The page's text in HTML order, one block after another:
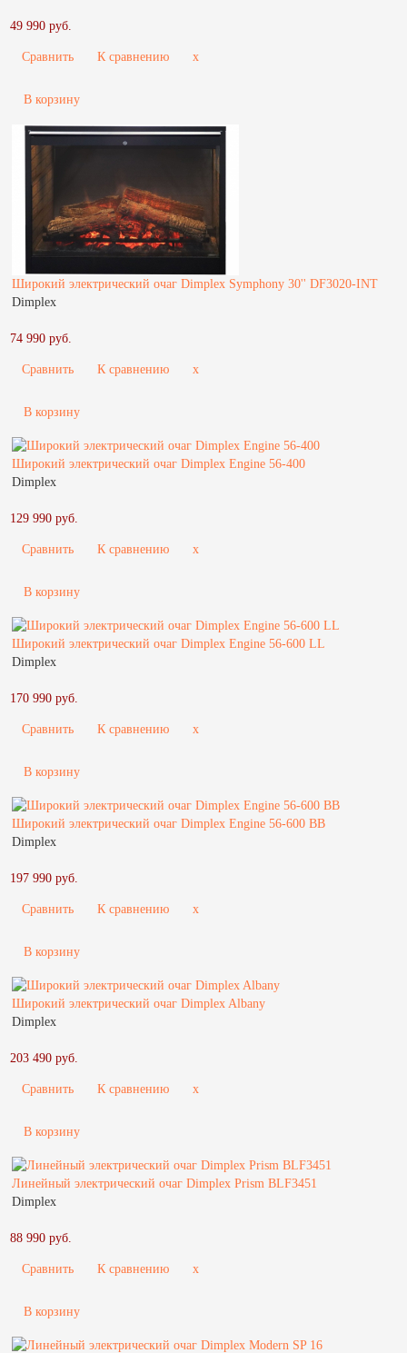
49 990 руб.
Сравнить К сравнению x
В корзину
Широкий электрический очаг Dimplex Symphony 30'' DF3020-INT
Dimplex
74 990 руб.
Сравнить К сравнению x
В корзину
Широкий электрический очаг Dimplex Engine 56-400
Dimplex
129 990 руб.
Сравнить К сравнению x
В корзину
Широкий электрический очаг Dimplex Engine 56-600 LL
Dimplex
170 990 руб.
Сравнить К сравнению x
В корзину
Широкий электрический очаг Dimplex Engine 56-600 BB
Dimplex
197 990 руб.
Сравнить К сравнению x
В корзину
Широкий электрический очаг Dimplex Albany
Dimplex
203 490 руб.
Сравнить К сравнению x
В корзину
Линейный электрический очаг Dimplex Prism BLF3451
Dimplex
88 990 руб.
Сравнить К сравнению x
В корзину